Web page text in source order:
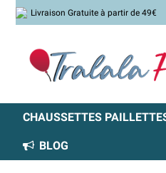
Livraison Gratuite à partir de 49€
CHAUSSETTES
BLOG